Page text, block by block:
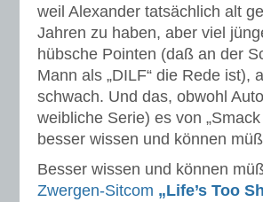
weil Alexander tatsächlich alt
Jahren zu haben, aber viel
hübsche Pointen (daß an der
Mann als „DILF“ die Rede
schwach. Und das, obwohl
weibliche Serie) es von
besser wissen und können
Besser wissen und können
Zwergen-Sitcom „Life’s Too